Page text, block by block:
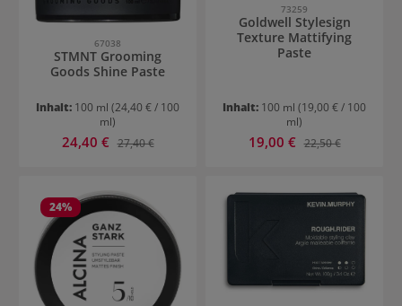
67038
STMNT Grooming
Goods Shine Paste
Inhalt: 100 ml (24,40 € / 100
ml)
Verkaufspreis:
24,40 € Regulärer Preis:
27,40 €
73259
Goldwell Stylesign
Texture Mattifying
Paste
Inhalt: 100 ml (19,00 € / 100
ml)
Verkaufspreis:
19,00 € Regulärer Preis:
22,50 €
24%